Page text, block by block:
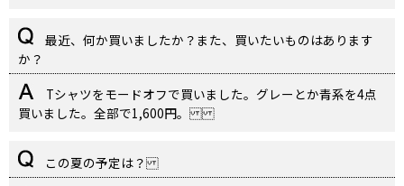
最近、何か買いましたか？また、買いたいものはあります
か？
Tシャツをモードオフで買いました。グレーとか青系を4点
買いました。全部で1,600円。
この夏の予定は？